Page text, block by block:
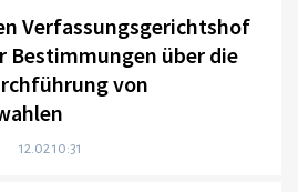
Verfassungsgerichtshof
Bestimmungen über die
von
12.02 10:31